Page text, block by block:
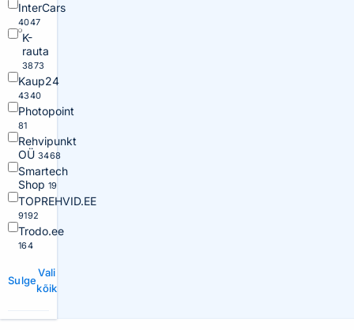
InterCars
4047
K-
rauta
3873
Kaup24
4340
Photopoint
81
Rehvipunkt
OÜ 3468
Smartech
Shop 19
TOPREHVID.EE
9192
Trodo.ee
164
Sulge
Vali
kõik